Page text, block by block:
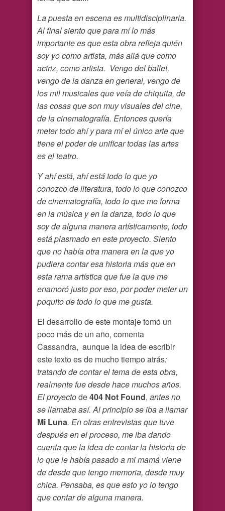
La puesta en escena es multidisciplinaria.
Al final siento que para mí lo más
importante es que esta obra refleja quién
soy yo como artista, más allá que como
actriz, como artista. Vengo del ballet,
vengo de la danza en general, vengo de
los mil musicales que veía de chiquita, de
las cosas que son muy visuales del cine,
de la cinematografía. Entonces quería
meter todo ahí y para mí el único arte que
tiene el poder de unificar todas las artes
es el teatro.
Y ahí está, ahí está todo lo que yo
conozco de literatura, todo lo que conozco
de cinematografía, todo lo que me forma
en la música y en la danza, todo lo que
soy de alguna manera artísticamente, todo
está plasmado en este proyecto. Siento
que no había otra manera en la que yo
pudiera contar esa historia más que en
esta rama artística que fue la que me
enamoró justo por eso, por poder meter un
poquito de todo lo que me gusta.
El desarrollo de este montaje tomó un
poco más de un año, comenta
Cassandra, aunque la idea de escribir
este texto es de mucho tiempo atrás:
tratando de contar el tema de esta obra,
realmente fue desde hace muchos años.
El proyectode404 Not Found, antes no
se llamaba así. Al principio se iba a llamar
Mi Luna. En otras entrevistas que tuve
después en el proceso, me iba dando
cuenta que la idea de contar la historia de
lo que le había pasado a mi mamá viene
de desde que tengo memoria, desde muy
chica. Pensaba, es que esto yo lo tengo
que contar de alguna manera.